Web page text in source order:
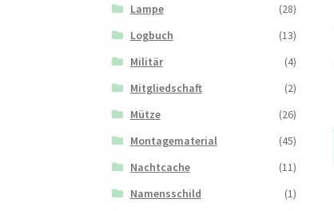
Lampe
(28)
Logbuch
(13)
Militär
(4)
Mitgliedschaft
(2)
Mütze
(26)
Montagematerial
(45)
Nachtcache
(11)
Namensschild
(1)